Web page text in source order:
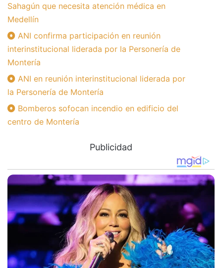
Sahagún que necesita atención médica en
Medellín
ANI confirma participación en reunión
interinstitucional liderada por la Personería de
Montería
ANI en reunión interinstitucional liderada por
la Personería de Montería
Bomberos sofocan incendio en edificio del
centro de Montería
Publicidad